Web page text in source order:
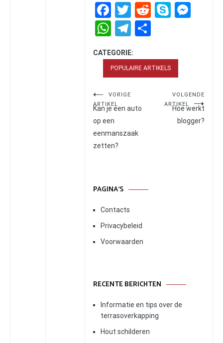
Facebook
Twitter
Reddit
Skype
WhatsApp
Telegram
CATEGORIE:
POPULAIRE ARTIKELS
Bericht
navigatie
VORIGE
ARTIKEL
Kan je een auto
op een
eenmanszaak
zetten?
VOLGENDE
ARTIKEL
Hoe werkt
blogger?
PAGINA’S
Contacts
Privacybeleid
Voorwaarden
RECENTE BERICHTEN
Informatie en tips over de
terrasoverkapping
Hout schilderen